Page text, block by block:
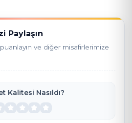
Paylaşın
puanlayın ve diğer misafirlerimize
Kalitesi Nasıldı?